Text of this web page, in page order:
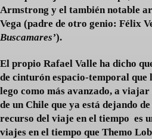
Armstrong y el también notable
Vega (padre de otro genio: Félix
Buscamares’).
El propio Rafael Valle ha dicho
de cinturón espacio-temporal
lego como más avanzado, a
de un Chile que ya está dejando
recurso del viaje en el tiempo es
viajes en el tiempo que Themo